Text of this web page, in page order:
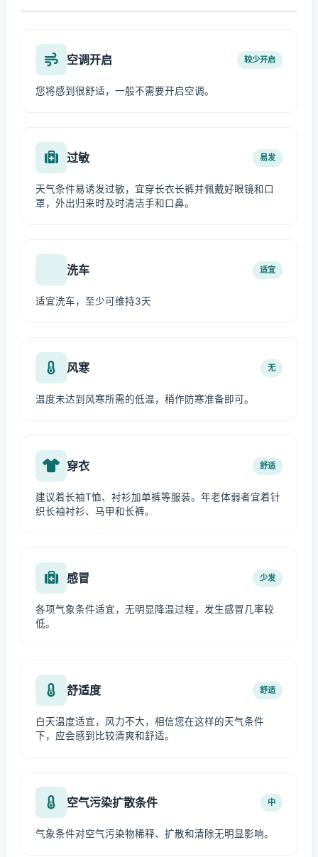
空调开启 较少开启
您将感到很舒适，一般不需要开启空调。
过敏 易发
天气条件易诱发过敏，宜穿长衣长裤并佩戴好眼镜和口
罩，外出归来时及时清洁手和口鼻。
洗车 适宜
适宜洗车，至少可维持3天
风寒 无
温度未达到风寒所需的低温，稍作防寒准备即可。
穿衣 舒适
建议着长袖T恤、衬衫加单裤等服装。年老体弱者宜着针
织长袖衬衫、马甲和长裤。
感冒 少发
各项气象条件适宜，无明显降温过程，发生感冒几率较
低。
舒适度 舒适
白天温度适宜，风力不大，相信您在这样的天气条件
下，应会感到比较清爽和舒适。
空气污染扩散条件 中
气象条件对空气污染物稀释、扩散和清除无明显影响。